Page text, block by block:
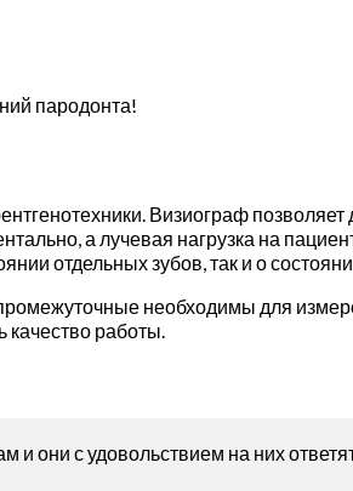
пародонта!
Визиограф
а лучевая нагрузка на
отдельных зубов, так и о
необходимы для
качество работы.
и они с удовольствием на них